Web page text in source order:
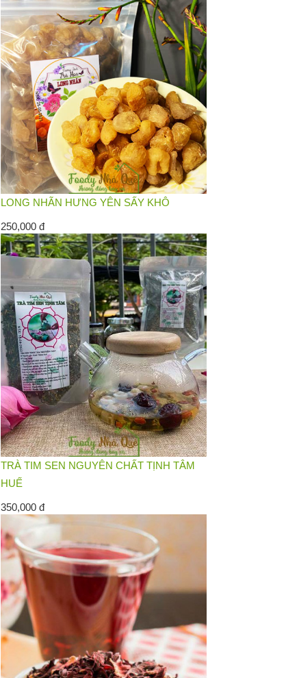
LONG NHÃN HƯNG YÊN SẤY KHÔ
250,000 đ
TRÀ TIM SEN NGUYÊN CHẤT TỊNH TÂM
HUẾ
350,000 đ